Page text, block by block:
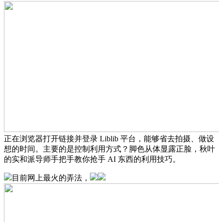
正在浏览器打开链接并登录 Liblib 平台，能够省去拍摄、做设
想的时间。主要的是控制利用方式？脚色从体显露正脸，秋叶
的实和派导师手把手教你抢手 AI 东西的利用技巧。
目前网上最火的弄法，